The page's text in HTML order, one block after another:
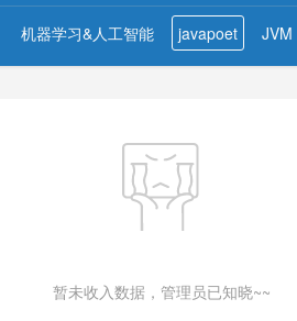
机器学习&人工智能 javapoet JVM
暂未收入数据，管理员已知晓~~